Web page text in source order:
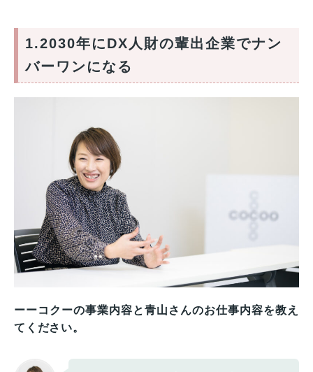
1.2030年にDX人財の輩出企業でナン
バーワンになる
ーーコクーの事業内容と青山さんのお仕事内容を教え
てください。